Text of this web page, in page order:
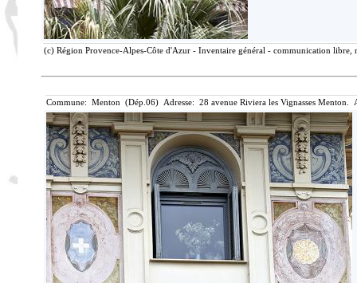
(c) Région Provence-Alpes-Côte d'Azur - Inventaire général - communication libre,
Commune: Menton (Dép.06) Adresse: 28 avenue Riviera les Vignasses